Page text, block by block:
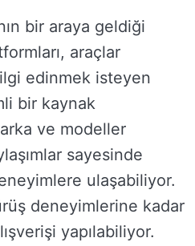
bir araya geldiği
araçlar
edinmek isteyen
bir kaynak
ve modeller
sayesinde
ulaşabiliyor.
deneyimlerine kadar
yapılabiliyor.